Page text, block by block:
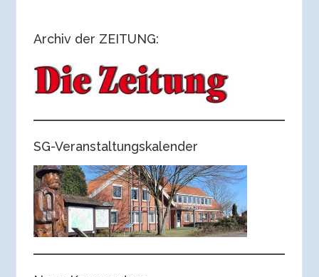
Archiv der ZEITUNG:
SG-Veranstaltungskalender